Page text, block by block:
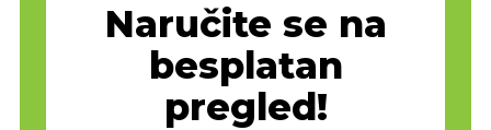
Naručite se na
besplatan
pregled!